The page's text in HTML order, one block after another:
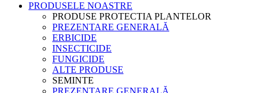
PRODUSELE NOASTRE
PRODUSE PROTECTIA PLANTELOR
PREZENTARE GENERALĂ
ERBICIDE
INSECTICIDE
FUNGICIDE
ALTE PRODUSE
SEMINTE
PREZENTARE GENERALĂ